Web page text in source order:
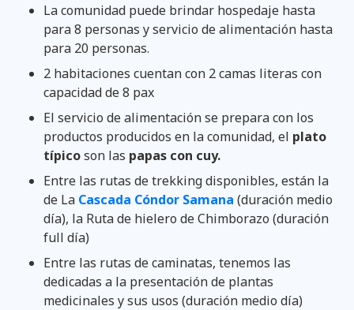
La comunidad puede brindar hospedaje hasta
para 8 personas y servicio de alimentación hasta
para 20 personas.
2 habitaciones cuentan con 2 camas literas con
capacidad de 8 pax
El servicio de alimentación se prepara con los
productos producidos en la comunidad, el plato
típicoson las papas con cuy.
Entre las rutas de trekking disponibles, están la
de La Cascada Cóndor Samana (duración medio
día), la Ruta de hielero de Chimborazo (duración
full día)
Entre las rutas de caminatas, tenemos las
dedicadas a la presentación de plantas
medicinales y sus usos (duración medio día)